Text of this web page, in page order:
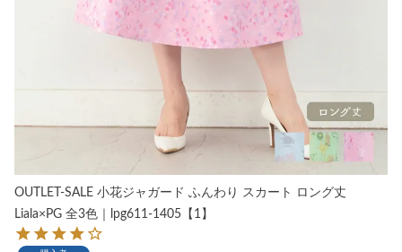
OUTLET-SALE 小花ジャガード ふんわり スカート ロング丈
Liala×PG 全3色｜lpg611-1405【1】